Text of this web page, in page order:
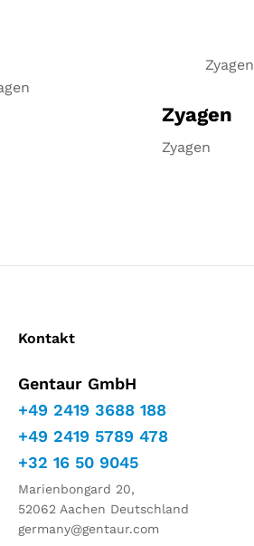
Zyagen
Zyagen
Zyagen
Kontakt
Gentaur GmbH
+49 2419 3688 188
+49 2419 5789 478
+32 16 50 9045
Marienbongard 20,
52062 Aachen Deutschland
germany@gentaur.com